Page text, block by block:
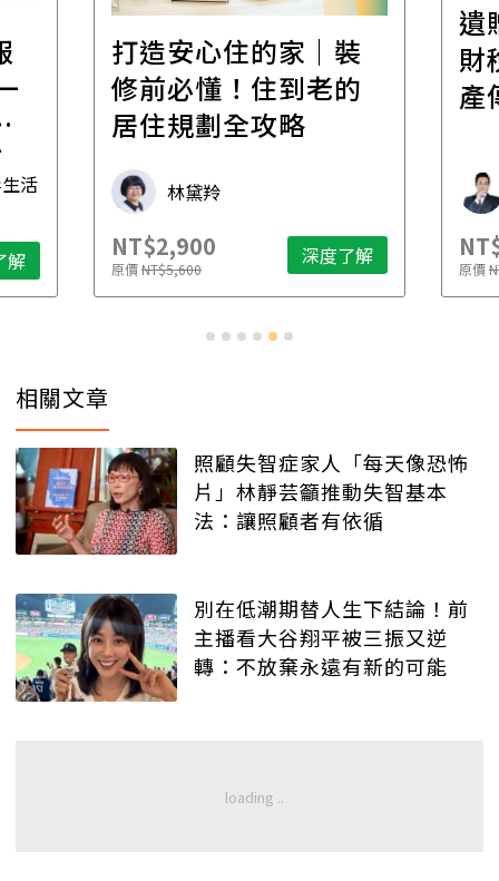
活
解
打造安心住的家｜裝
修前必懂！住到老的
居住規劃全攻略
林黛羚
NT$2,900
原價NT$5,600 深度了解
遺
財
產
原價
相關文章
照顧失智症家人「每天像恐怖
片」林靜芸籲推動失智基本
法：讓照顧者有依循
別在低潮期替人生下結論！前
主播看大谷翔平被三振又逆
轉：不放棄永遠有新的可能